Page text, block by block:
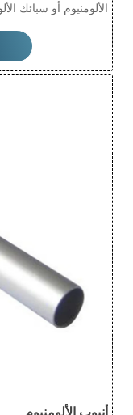
الألومنيوم أو سبائك
السيارات والفضاء
السوائل، بينما تضمن
يتميز بسهولة
أنبوب الألومنيوم